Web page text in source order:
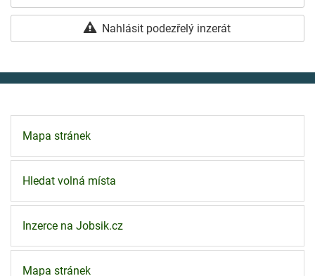
Nahlásit podezřelý inzerát
Mapa stránek
Hledat volná místa
Inzerce na Jobsik.cz
Mapa stránek